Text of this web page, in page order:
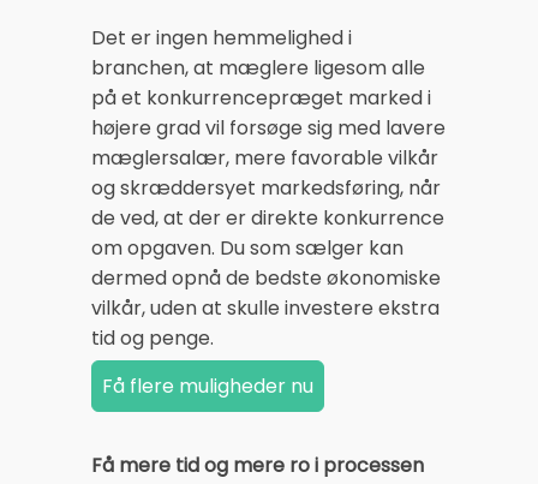
Det er ingen hemmelighed i
branchen, at mæglere ligesom alle
på et konkurrencepræget marked i
højere grad vil forsøge sig med lavere
mæglersalær, mere favorable vilkår
og skræddersyet markedsføring, når
de ved, at der er direkte konkurrence
om opgaven. Du som sælger kan
dermed opnå de bedste økonomiske
vilkår, uden at skulle investere ekstra
tid og penge.
Få mere tid og mere ro i processen